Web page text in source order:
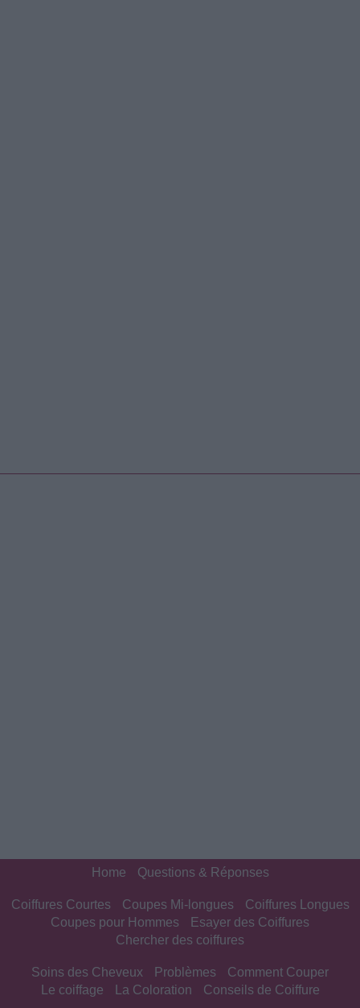
Home Questions & Réponses
Coiffures Courtes Coupes Mi-longues
Coiffures Longues
Coupes pour Hommes
Esayer des Coiffures
Chercher des coiffures
Soins des Cheveux Problèmes
Comment Couper
Le coiffage
La Coloration Conseils de Coiffure